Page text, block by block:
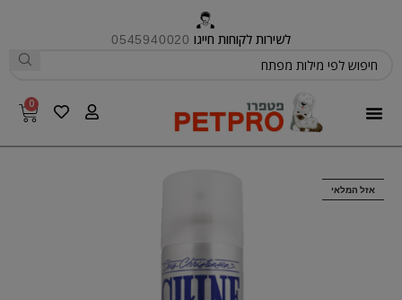
לשירות לקוחות חייגו 0545940020
0
אזל המלאי